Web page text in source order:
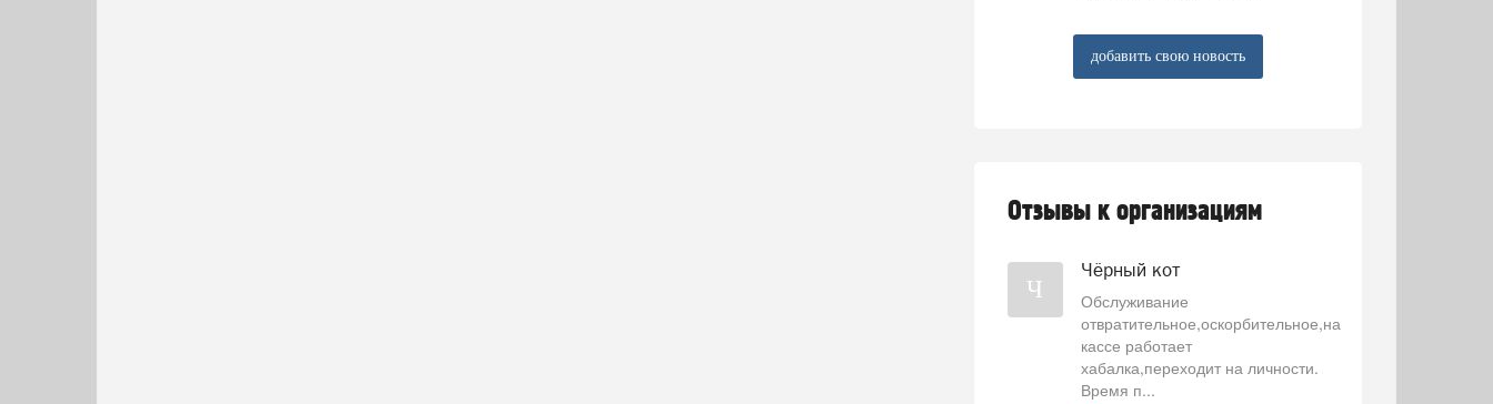
добавить свою новость
Отзывы к организациям
Ч
Чёрный кот
Обслуживание
отвратительное,оскорбительное,на
кассе работает
хабалка,переходит на личности.
Время п...